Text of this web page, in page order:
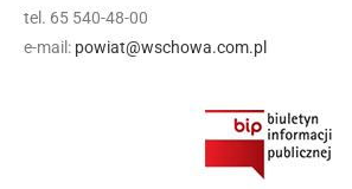
tel. 65 540-48-00
e-mail: powiat@wschowa.com.pl